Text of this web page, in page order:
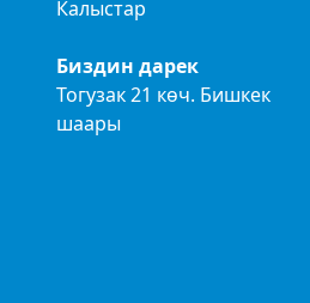
Калыстар
Биздин дарек
Тогузак 21 көч. Бишкек
шаары